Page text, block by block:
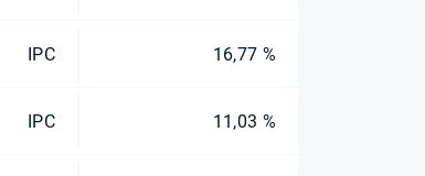
IPC 16,77 %
IPC 11,03 %